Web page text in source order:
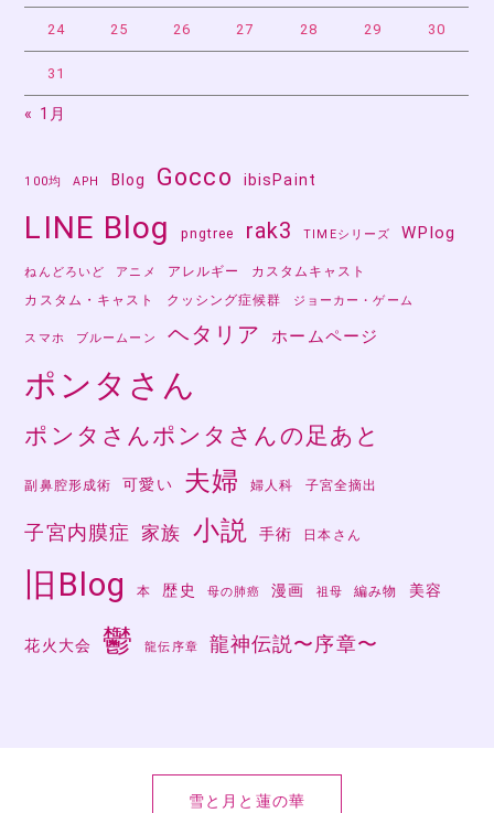
24 25 26 27 28 29 30
31
« 1月
100均 APH Blog Gocco ibisPaint
LINE Blog pngtree rak3 TIMEシリーズ WPlog
ねんどろいど アニメ アレルギー
カスタムキャスト
カスタム・キャスト
クッシング症候群 ジョーカー・ゲーム
スマホ ブルームーン ヘタリア ホームページ
ポンタさん
ポンタさんポンタさんの足あと
副鼻腔形成術 可愛い 夫婦 婦人科 子宮全摘出
子宮内膜症 家族 小説 手術 日本さん
旧Blog 本 歴史 母の肺癌 漫画 祖母 編み物 美容
花火大会 鬱 龍伝序章 龍神伝説〜序章〜
雪と月と蓮の華